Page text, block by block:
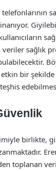
sağlık
bir
birlikte,
toplanan